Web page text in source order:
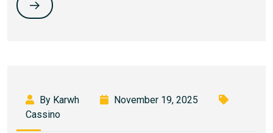
By Karwh
November 19, 2025
Cassino